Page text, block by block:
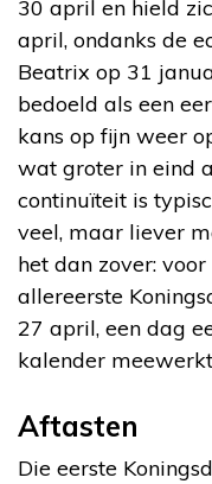
30 april en hield
april, ondanks de
Beatrix op 31
bedoeld als een
kans op fijn weer
wat groter in eind
continuïteit is
veel, maar liever
het dan zover:
allereerste
27 april, een dag
kalender
Aftasten
Die eerste